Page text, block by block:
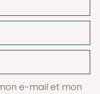
e-mail et mon